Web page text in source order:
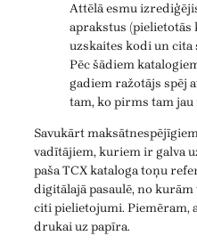
Attēlā esmu
aprakstus
uzskaites kodi un
Pēc šādiem
gadiem ražotājs spēj
tam, ko pirms tam
Savukārt
vadītājiem, kuriem ir galva
paša TCX kataloga toņu
digitālajā pasaulē, no
citi pielietojumi. Piemēram,
drukai uz papīra.